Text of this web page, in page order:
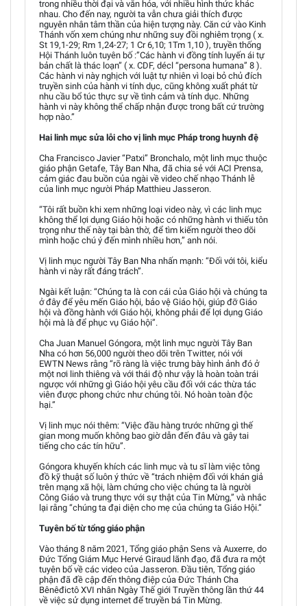
trong nhiều thời đại và văn hóa, với nhiều hình thức khác
nhau. Cho đến nay, người ta vẫn chưa giải thích được
nguyên nhân tâm thần của hiện tượng này. Căn cứ vào Kinh
Thánh vốn xem chúng như những suy đồi nghiêm trọng ( x.
St 19,1-29; Rm 1,24-27; 1 Cr 6,10; 1Tm 1,10 ), truyền thống
Hội Thánh luôn tuyên bố :”Các hành vi đồng tính luyến ái tự
bản chất là thác loạn” ( x. CDF, décl “persona humana” 8 ).
Các hành vi này nghịch với luật tự nhiên vì loại bỏ chủ đích
truyền sinh của hành vi tính dục, cũng không xuất phát từ
nhu cầu bổ túc thực sự về tình cảm và tính dục. Những
hành vi này không thể chấp nhận được trong bất cứ trường
hợp nào.”
Hai linh mục sửa lỗi cho vị linh mục Pháp trong huynh đệ
Cha Francisco Javier “Patxi” Bronchalo, một linh mục thuộc
giáo phận Getafe, Tây Ban Nha, đã chia sẻ với ACI Prensa,
cảm giác đau buồn của ngài về video chế nhạo Thánh lễ
của linh mục người Pháp Matthieu Jasseron.
“Tôi rất buồn khi xem những loại video này, vì các linh mục
không thể lợi dụng Giáo hội hoặc có những hành vi thiếu tôn
trọng như thế này tại bàn thờ, để tìm kiếm người theo dõi
mình hoặc chú ý đến mình nhiều hơn,” anh nói.
Vị linh mục người Tây Ban Nha nhấn mạnh: “Đối với tôi, kiểu
hành vi này rất đáng trách”.
Ngài kết luận: “Chúng ta là con cái của Giáo hội và chúng ta
ở đây để yêu mến Giáo hội, bảo vệ Giáo hội, giúp đỡ Giáo
hội và đồng hành với Giáo hội, không phải để lợi dụng Giáo
hội mà là để phục vụ Giáo hội”.
Cha Juan Manuel Góngora, một linh mục người Tây Ban
Nha có hơn 56,000 người theo dõi trên Twitter, nói với
EWTN News rằng “rõ ràng là việc trưng bày hình ảnh đó ở
một nơi linh thiêng và với thái độ như vậy là hoàn toàn trái
ngược với những gì Giáo hội yêu cầu đối với các thừa tác
viên được phong chức như chúng tôi. Nó hoàn toàn độc
hại.”
Vị linh mục nói thêm: “Việc đầu hàng trước những gì thế
gian mong muốn không bao giờ dẫn đến đâu và gây tai
tiếng cho các tín hữu”.
Góngora khuyến khích các linh mục và tu sĩ làm việc tông
đồ kỹ thuật số luôn ý thức về “trách nhiệm đối với khán giả
trên mạng xã hội, làm chứng cho việc chúng ta là người
Công Giáo và trung thực với sự thật của Tin Mừng,” và nhắc
lại rằng “chúng ta đại diện cho mẹ của chúng ta Giáo Hội.”
Tuyên bố từ tổng giáo phận
Vào tháng 8 năm 2021, Tổng giáo phận Sens và Auxerre, do
Đức Tổng Giám Mục Hervé Giraud lãnh đạo, đã đưa ra một
tuyên bố về các video của Jasseron. Đầu tiên, Tổng giáo
phận đã đề cập đến thông điệp của Đức Thánh Cha
Bênêđictô XVI nhân Ngày Thế giới Truyền thông lần thứ 44
về việc sử dụng internet để truyền bá Tin Mừng.